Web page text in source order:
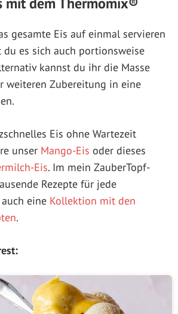
gesamte ­Eis auf einmal servieren
du es sich auch portionsweise
kannst du ihr die Masse
weiteren Zubereitung in eine
Eis ohne Wartezeit
unser Mango-Eis oder dieses
Eis. Im mein ZauberTopf-
Rezepte für jede
eine Kollektion mit den
.